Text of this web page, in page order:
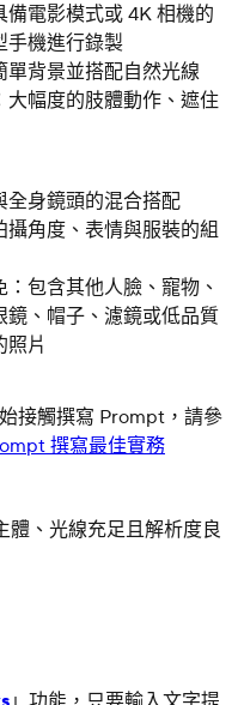
備電影模式或 4K 相機的
手機進行錄製
單背景並搭配自然光線
大幅度的肢體動作、遮住
全身鏡頭的混合搭配
攝角度、表情與服裝的組
：包含其他人臉、寵物、
鏡、帽子、濾鏡或低品質
照片
接觸撰寫 Prompt，請參
撰寫最佳實務
體、光線充足且解析度良